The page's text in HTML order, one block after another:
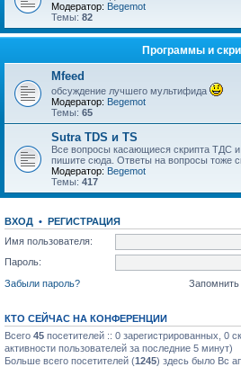
Модератор: Begemot
Темы: 82
Программы и
Mfeed
обсуждение лучшего мультифида
Модератор: Begemot
Темы: 65
Sutra TDS и TS
Все вопросы касающиеся скрипта ТДС
пишите сюда. Ответы на вопросы тоже
Модератор: Begemot
Темы: 417
ВХОД • РЕГИСТРАЦИЯ
Имя пользователя:
Пароль:
Забыли пароль?
КТО СЕЙЧАС НА КОНФЕРЕНЦИИ
Всего 45 посетителей :: 0 зарегистрированных, 0
активности пользователей за последние 5 минут)
Больше всего посетителей (1245) здесь было Вс